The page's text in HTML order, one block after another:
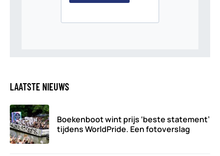
LAATSTE NIEUWS
Boekenboot wint prijs ‘beste statement’
tijdens WorldPride. Een fotoverslag